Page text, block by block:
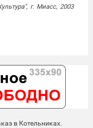
г. Миасс, 2003
в Котельниках.